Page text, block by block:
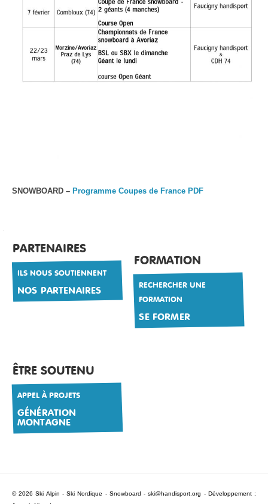
SNOWBOARD – Programme Coupes de France PDF
PARTENAIRES
ILS NOUS SOUTIENNENT
NOS PARTENAIRES
FORMATION
RECHERCHER UNE
FORMATION
SE FORMER
ÊTRE SOUTENU
APPEL À PROJETS
GÉNÉRATION
MONTAGNE
© 2026 Ski Alpin - Ski Nordique - Snowboard -ski@handisport.org - Développement :